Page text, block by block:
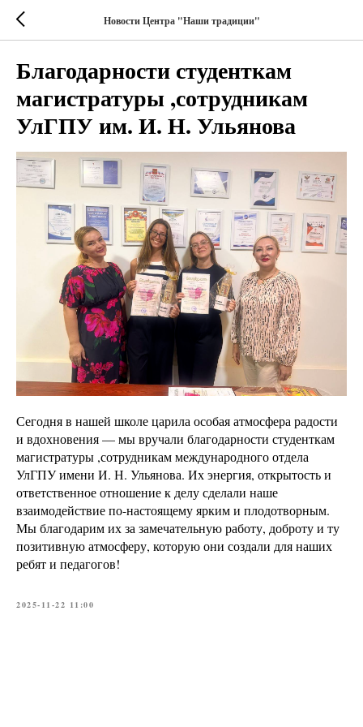
Новости Центра "Наши традиции"
Благодарности студенткам
магистратуры ,сотрудникам
УлГПУ им. И. Н. Ульянова
Сегодня в нашей школе царила особая атмосфера радости
и вдохновения — мы вручали благодарности студенткам
магистратуры ,сотрудникам международного отдела
УлГПУ имени И. Н. Ульянова. Их энергия, открытость и
ответственное отношение к делу сделали наше
взаимодействие по-настоящему ярким и плодотворным.
Мы благодарим их за замечательную работу, доброту и ту
позитивную атмосферу, которую они создали для наших
ребят и педагогов!
2025-11-22 11:00